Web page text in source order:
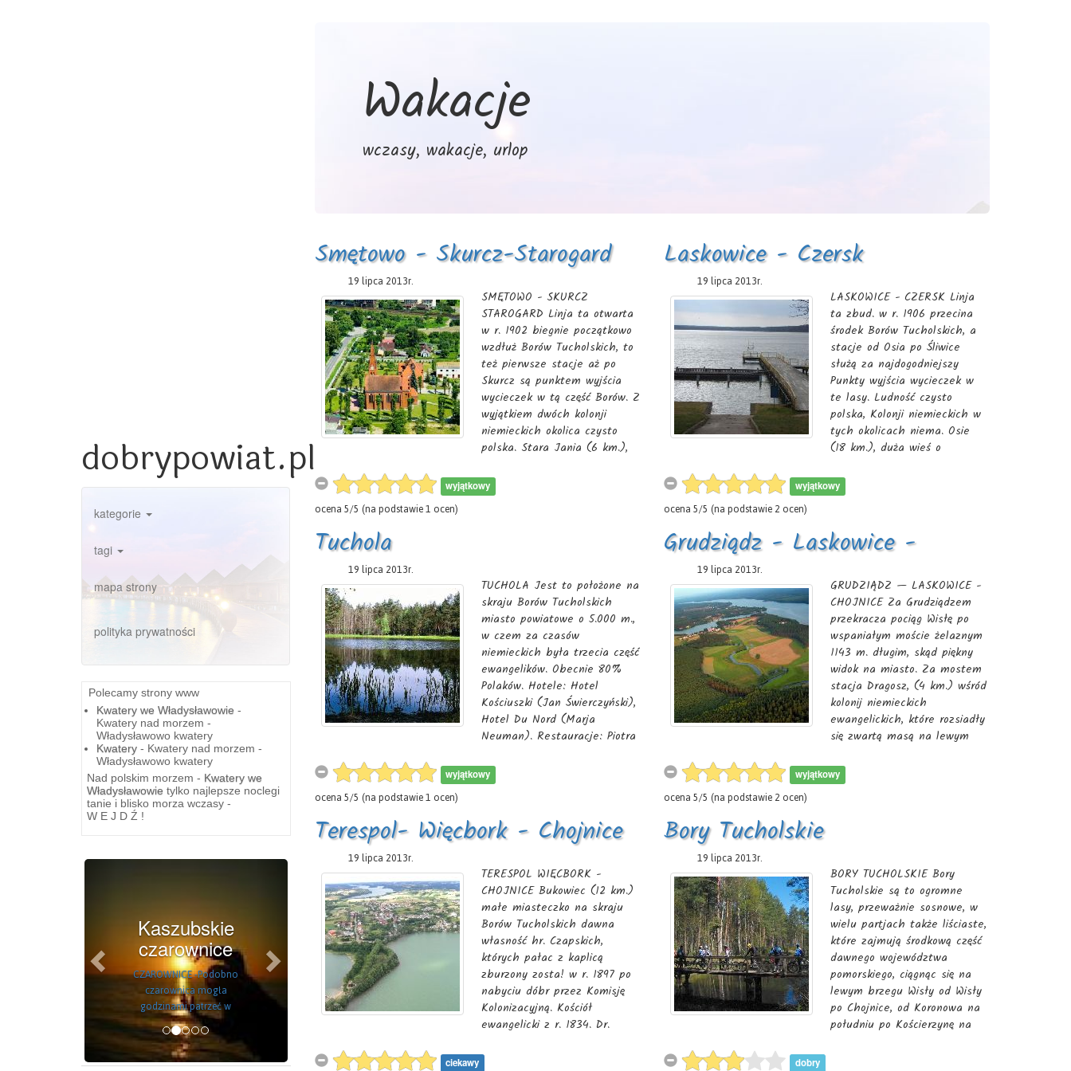
dobrypowiat.pl
kategorie
tagi
mapa strony
polityka prywatności
Polecamy strony www
Kwatery we Władysławowie -
Kwatery nad morzem -
Władysławowo kwatery
Kwatery - Kwatery nad morzem -
Władysławowo kwatery
Nad polskim morzem - Kwatery we
Władysławowietylko najlepsze noclegi
tanie i blisko morza wczasy -
W E J D Ź !
Kaszubskie
czarownice
CZAROWNICE -Podobno
czarownica mogła
godzinami patrzeć w
Next
Wakacje
wczasy, wakacje, urlop
Smętowo - Skurcz-Starogard
19 lipca 2013r.
SMĘTOWO - SKURCZ
STAROGARD Linja ta otwarta
w r. 1902 biegnie początkowo
wzdłuż Borów Tucholskich, to
też pierwsze stacje aż po
Skurcz są punktem wyjścia
wycieczek w tą część Borów. Z
wyjątkiem dwóch kolonji
niemieckich okolica czysto
polska. Stara Jania (6 km.),
Jania Leśna i Jania Kościelna,
dawne dobra Konopackich,
pomorski,
wyjątkowy
ocena5/5 (na podstawie1 ocen)
Laskowice - Czersk
19 lipca 2013r.
LASKOWICE - CZERSK Linja
ta zbud. w r. 1906 przecina
środek Borów Tucholskich, a
stacje od Osia po Śliwice
służą za najdogodniejszy
Punkty wyjścia wycieczek w
te lasy. Ludność czysto
polska, Kolonji niemieckich w
tych okolicach niema. Osie
(18 km.), duża wieś o
2.800 m., w czem trzecia
część ewangelików. Hotel Raj-
największą wsią powiatu
świec-r^go, jest centrem
Niegdyś to punkt
skrzyżowania głównych
gościńców, prowadzących
przez Bory Tucholskie,
wyjątkowy
ocena5/5 (na podstawie2 ocen)
Tuchola
19 lipca 2013r.
TUCHOLA Jest to położone na
skraju Borów Tucholskich
miasto powiatowe o 5.000 m.,
w czem za czasów
niemieckich była trzecia część
ewangelików. Obecnie 80%
Polaków. Hotele: Hotel
Kościuszki (Jan Świerczyński),
Hotel Du Nord (Marja
Neuman). Restauracje: Piotra
Knittera i Jana Ziółkowskiego.
Cukiernia Józefa Thiela.
do najstarszych miast na
Pomorzu, które istniało już za
wyjątkowy
ocena5/5 (na podstawie1 ocen)
Grudziądz - Laskowice -
Chojnice
19 lipca 2013r.
GRUDZIĄDZ — LASKOWICE -
CHOJNICE Za Grudziądzem
przekracza pociąg Wisłę po
wspaniałym moście żelaznym
1143 m. długim, skąd piękny
widok na miasto. Za mostem
stacja Dragosz, (4 km.) wśród
kolonij niemieckich
ewangelickich, które rozsiadły
się zwartą masą na lewym
Grudziądza aż po ujście Mo-
tławy ku północy. Mieszkańcy
przy swoim wyznaniu.
wyjątkowy
ocena5/5 (na podstawie2 ocen)
Terespol- Więcbork - Chojnice
19 lipca 2013r.
TERESPOL WIĘCBORK -
CHOJNICE Bukowiec (12 km.)
małe miasteczko na skraju
Borów Tucholskich dawna
własność hr. Czapskich,
których pałac z kaplicą
zburzony zosta! w r. 1897 po
nabyciu dóbr przez Komisję
Kolonizacyjną. Kościół
ewangelicki z r. 1834. Dr.
był tu lekarzem. W okolicy
ciekawy
Bory Tucholskie
19 lipca 2013r.
BORY TUCHOLSKIE Bory
Tucholskie są to ogromne
lasy, przeważnie sosnowe, w
wielu partjach także liściaste,
które zajmują środkową część
dawnego województwa
pomorskiego, ciągnąc się na
lewym brzegu Wisły od Wisły
po Chojnice, od Koronowa na
południu po Kościerzynę na
dobry